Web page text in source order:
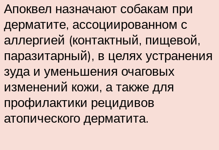
Апоквел назначают собакам при
дерматите, ассоциированном с
аллергией (контактный, пищевой,
паразитарный), в целях устранения
зуда и уменьшения очаговых
изменений кожи, а также для
профилактики рецидивов
атопического дерматита.